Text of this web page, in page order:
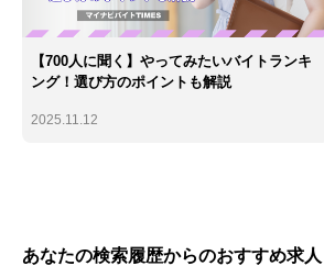
【700人に聞く】やってみたいバイトランキ
ング！選び方のポイントも解説
2025.11.12
あなたの検索履歴からのおすすめ求人